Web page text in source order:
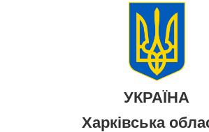
УКРАЇНА
Харківська